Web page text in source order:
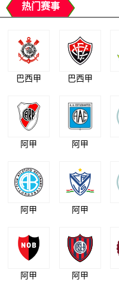
热门赛事
巴西甲 巴西甲
阿甲 阿甲
阿甲 阿甲
阿甲 阿甲